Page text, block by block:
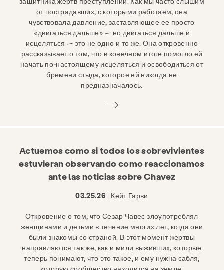
от пострадавших, с которыми работаем, она
чувствовала давление, заставляющее ее просто
«двигаться дальше» — но двигаться дальше и
исцеляться — это не одно и то же. Она откровенно
рассказывает о том, что в конечном итоге помогло ей
начать по-настоящему исцеляться и освободиться от
бремени стыда, которое ей никогда не
предназначалось.
Actuemos como si todos los sobrevivientes
estuvieran observando como reaccionamos
ante las noticias sobre Chavez
03.25.26 | Кейт Гарви
Откровение о том, что Сезар Чавес злоупотреблял
женщинами и детьми в течение многих лет, когда они
были знакомы со страной. В этот момент жертвы
направляются так же, как и мили выживших, которые
теперь понимают, что это такое, и ему нужна сабля,